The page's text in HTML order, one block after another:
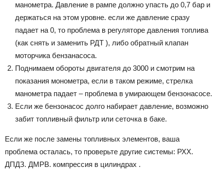
манометра. Давление в рампе должно упасть до 0,7 бар и
держаться на этом уровне. если же давление сразу
падает на 0, то проблема в регуляторе давления топлива
(как снять и заменить РДТ ), либо обратный клапан
моторчика бензанасоса.
Поднимаем обороты двигателя до 3000 и смотрим на
показания монометра, если в таком режиме, стрелка
манометра падает – проблема в умирающем бензонасосе.
Если же бензонасос долго набирает давление, возможно
забит топливный фильтр или сеточка в баке.
Если же после замены топливных элементов, ваша
проблема осталась, то проверьте другие системы: РХХ.
ДПДЗ. ДМРВ. компрессия в цилиндрах .